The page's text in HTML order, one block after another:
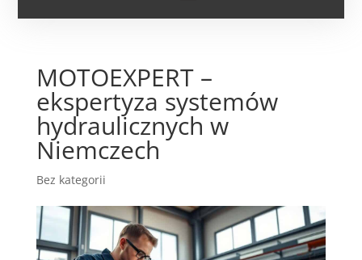
MOTOEXPERT –
ekspertyza systemów
hydraulicznych w
Niemczech
Bez kategorii